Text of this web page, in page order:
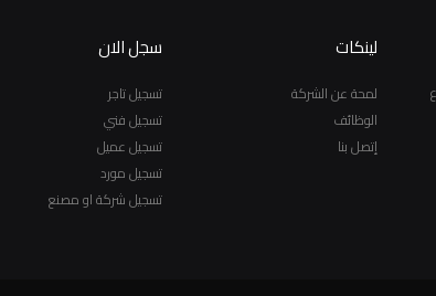
لينكات
لمحة عن الشركة
الوظائف
إتصل بنا
سجل الان
تسجيل تاجر
تسجيل فني
تسجيل عميل
تسجيل مورد
تسجيل شركة او مصنع